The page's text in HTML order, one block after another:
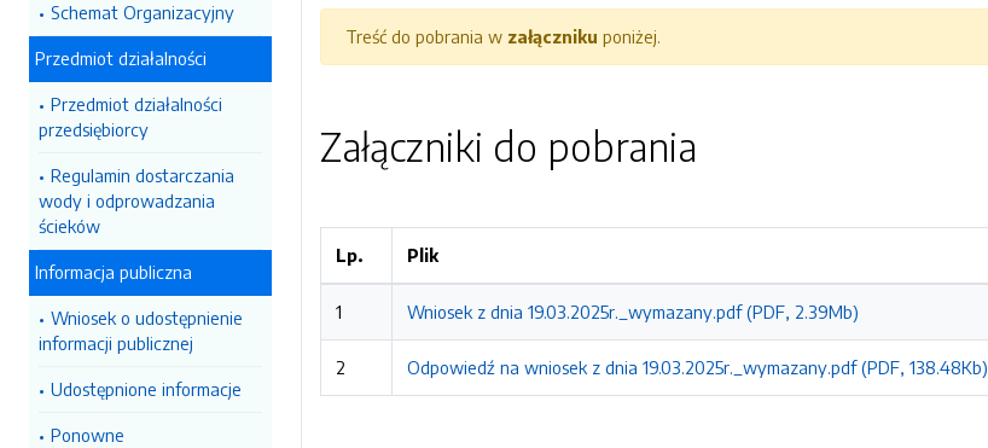
Schemat Organizacyjny
Przedmiot działalności
Przedmiot działalności
przedsiębiorcy
Regulamin dostarczania
wody i odprowadzania
ścieków
Informacja publiczna
Wniosek o udostępnienie
informacji publicznej
Udostępnione informacje
Ponowne
Treść do pobrania w załączniku poniżej.
Załączniki do pobrania
Lp. Plik
1 Wniosek z dnia 19.03.2025r._wymazany.pdf (PDF, 2.39Mb)
2 Odpowiedź na wniosek z dnia 19.03.2025r._wymazany.pdf (PDF, 138.48Kb)